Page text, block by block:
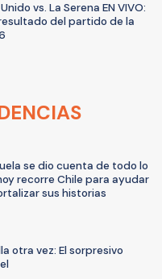
vs. La Serena EN VIVO:
del partido de la
se dio cuenta de todo lo
recorre Chile para ayudar
sus historias
otra vez: El sorpresivo